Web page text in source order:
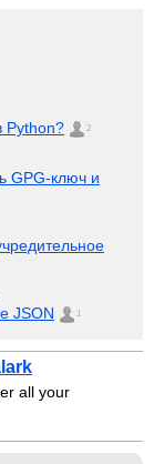
Python? 2
GPG-ключ и
JSON 1
all your